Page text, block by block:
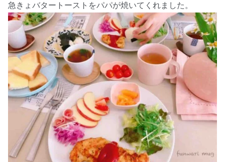
急きょバタートーストをパパが焼いてくれました。